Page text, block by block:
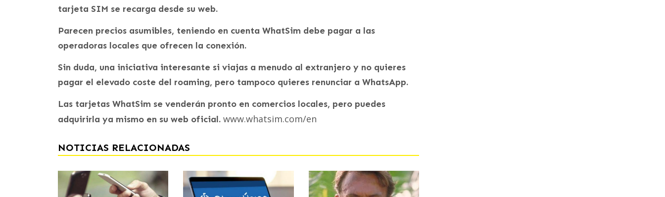
tarjeta SIM se recarga desde su web.
Parecen precios asumibles, teniendo en cuenta WhatSim debe pagar a las
operadoras locales que ofrecen la conexión.
Sin duda, una iniciativa interesante si viajas a menudo al extranjero y no quieres
pagar el elevado coste del roaming, pero tampoco quieres renunciar a WhatsApp.
Las tarjetas WhatSim se venderán pronto en comercios locales, pero puedes
adquirirla ya mismo en su web oficial. www.whatsim.com/en
NOTICIAS RELACIONADAS